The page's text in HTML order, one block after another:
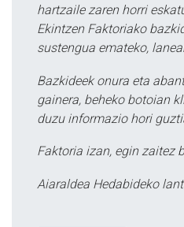
hartzaile zaren horri
Ekintzen Faktoriako
sustengua emateko,
Bazkideek onura eta
gainera, beheko botoian
duzu informazio hori
Faktoria izan, egin zaitez
Aiaraldea Hedabideko